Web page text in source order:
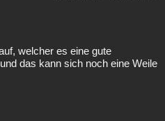
Allmystery English
welcher es eine gute
das kann sich noch eine Weile